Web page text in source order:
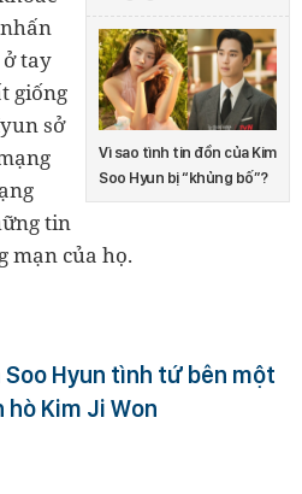
Vì sao tình tin đồn của Kim
Soo Hyun bị “khủng bố”?
tay
giống
sở
tin
mạn của họ.
Soo Hyun tình tứ bên một
Kim Ji Won